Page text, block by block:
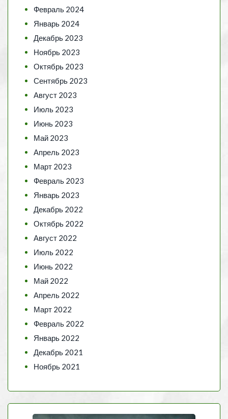
Февраль 2024
Январь 2024
Декабрь 2023
Ноябрь 2023
Октябрь 2023
Сентябрь 2023
Август 2023
Июль 2023
Июнь 2023
Май 2023
Апрель 2023
Март 2023
Февраль 2023
Январь 2023
Декабрь 2022
Октябрь 2022
Август 2022
Июль 2022
Июнь 2022
Май 2022
Апрель 2022
Март 2022
Февраль 2022
Январь 2022
Декабрь 2021
Ноябрь 2021